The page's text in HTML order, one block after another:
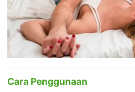
Cara Penggunaan